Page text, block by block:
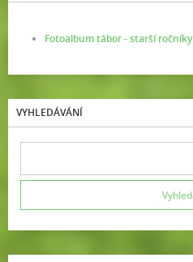
Fotoalbum tábor - starší ročníky
VYHLEDÁVÁNÍ